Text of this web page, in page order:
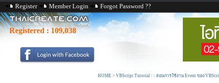
Register Member Login Forgot Password ??
Registered : 109,038
HOME > VBScript Tutorial : : สอนการใช้งาน Event ของ